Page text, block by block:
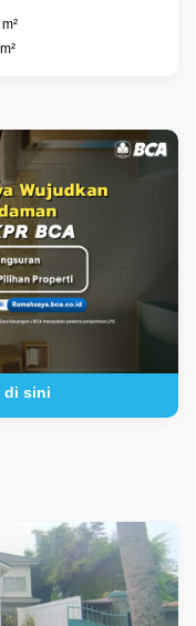
di sini